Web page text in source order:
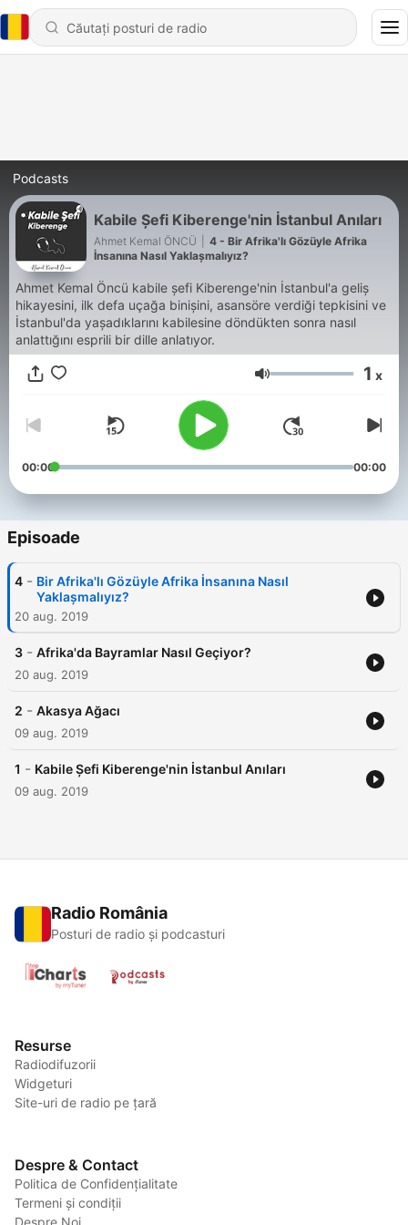
Podcasts
Kabile Şefi Kiberenge'nin İstanbul Anıları
Ahmet Kemal ÖNCÜ
4 - Bir Afrika'lı Gözüyle Afrika
İnsanına Nasıl Yaklaşmalıyız?
Ahmet Kemal Öncü kabile şefi Kiberenge'nin İstanbul'a geliş
hikayesini, ilk defa uçağa binişini, asansöre verdiği tepkisini ve
İstanbul'da yaşadıklarını kabilesine döndükten sonra nasıl
anlattığını esprili bir dille anlatıyor.
Volum 1 x
00:00 00:00
Episoade
4 - Bir Afrika'lı Gözüyle Afrika İnsanına Nasıl
Yaklaşmalıyız?
20 aug. 2019
3 - Afrika'da Bayramlar Nasıl Geçiyor?
20 aug. 2019
2 - Akasya Ağacı
09 aug. 2019
1 - Kabile Şefi Kiberenge'nin İstanbul Anıları
09 aug. 2019
Radio România
Posturi de radio și podcasturi
Resurse
Radiodifuzorii
Widgeturi
Site-uri de radio pe țară
Despre & Contact
Politica de Confidențialitate
Termeni și condiții